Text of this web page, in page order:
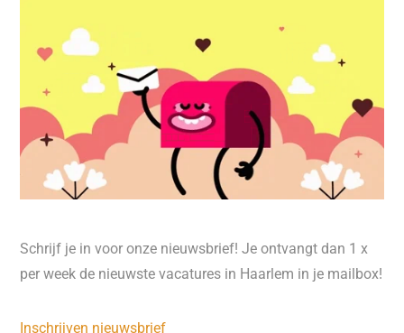
Schrijf je in voor onze nieuwsbrief! Je ontvangt dan 1 x
per week de nieuwste vacatures in Haarlem in je mailbox!
Inschrijven nieuwsbrief